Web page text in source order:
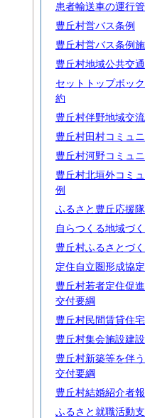
患者輸送車の運行
豊丘村営バス条例
豊丘村営バス条例
豊丘村地域公共交
セットトップボッ
約
豊丘村伴野地域交
豊丘村田村コミュ
豊丘村河野コミュ
豊丘村北垣外コミ
例
ふるさと豊丘応援
自らつくる地域づ
豊丘村ふるさとづ
定住自立圏形成協
豊丘村若者定住促
交付要綱
豊丘村民間賃貸住
豊丘村集会施設建
豊丘村新築等を伴
交付要綱
豊丘村結婚紹介者
ふるさと就職活動